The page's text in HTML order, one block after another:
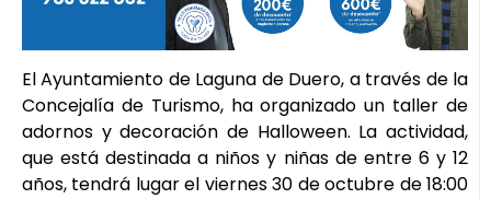
El Ayuntamiento de Laguna de Duero, a través de la
Concejalía de Turismo, ha organizado un taller de
adornos y decoración de Halloween. La actividad,
que está destinada a niños y niñas de entre 6 y 12
años, tendrá lugar el viernes 30 de octubre de 18:00